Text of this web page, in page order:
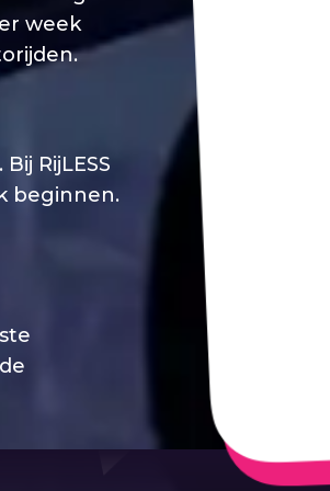
week
RijLESS
beginnen.